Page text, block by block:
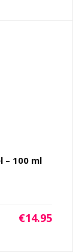
– 100 ml
€14.95